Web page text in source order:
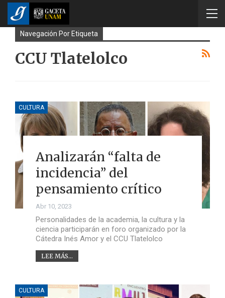
Navegación Por Etiqueta
CCU Tlatelolco
CULTURA
Analizarán “falta de
incidencia” del
pensamiento crítico
Abr 10, 2023
Personalidades de la academia, la cultura y la
ciencia participarán en foro organizado por la
Cátedra Inés Amor y el CCU Tlatelolco
LEE MÁS...
CULTURA